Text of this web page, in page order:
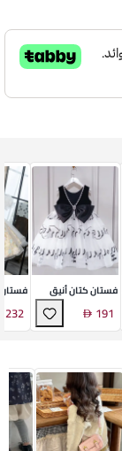
فستان كتان أنيق
للفتيات
191
فستان
232